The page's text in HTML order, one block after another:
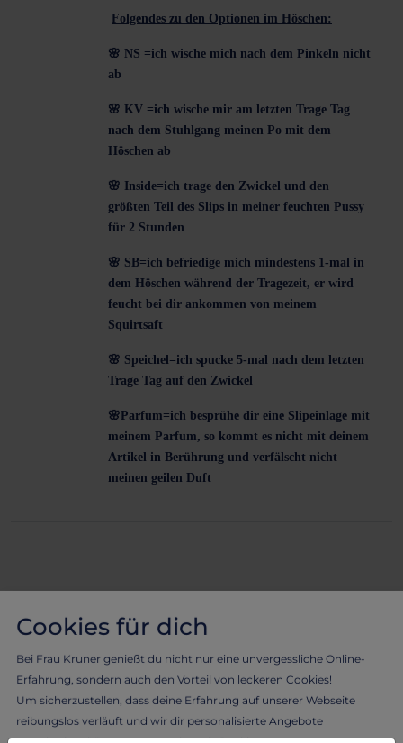
Folgendes zu den Optionen im Höschen:
🌸 NS =ich wische mich nach dem Pinkeln nicht
ab
🌸 KV =ich wische mir am letzten Trage Tag
nach dem Stuhlgang meinen Po mit dem
Höschen ab
🌸 Inside=ich trage den Zwickel und den
größten Teil des Slips in meiner feuchten Pussy
für 2 Stunden
🌸 SB=ich befriedige mich mindestens 1-mal in
dem Höschen während der Tragezeit, er wird
feucht bei dir ankommen von meinem
Squirtsaft
🌸 Speichel=ich spucke 5-mal nach dem letzten
Trage Tag auf den Zwickel
🌸Parfum=ich besprühe dir eine Slipeinlage mit
meinem Parfum, so kommt es nicht mit deinem
Artikel in Berührung und verfälscht nicht
meinen geilen Duft
Ähnliche Produkte
Cookies für dich
Bei Frau Kruner genießt du nicht nur eine unvergessliche Online-
Erfahrung, sondern auch den Vorteil von leckeren Cookies!
Um sicherzustellen, dass deine Erfahrung auf unserer Webseite
reibungslos verläuft und wir dir personalisierte Angebote